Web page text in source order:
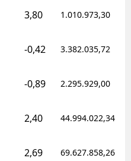
3,80 1.010.973,30
-0,42 3.382.035,72
-0,89 2.295.929,00
2,40 44.994.022,34
2,69 69.627.858,26